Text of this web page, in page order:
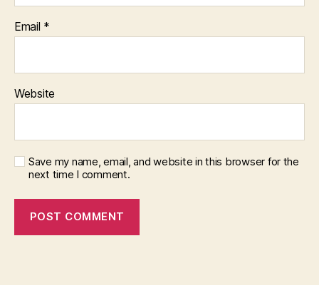
Email *
Website
Save my name, email, and website in this browser for the
next time I comment.